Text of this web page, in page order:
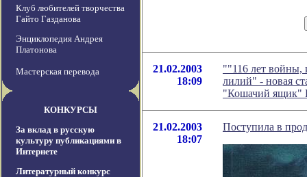
Клуб любителей творчества
Гайто Газданова
Энциклопедия Андрея
Платонова
Мастерская перевода
КОНКУРСЫ
За вклад в русскую
культуру публикациями в
Интернете
Литературный конкурс
21.02.2003
18:09
""116 лет войны,
лилий" - новая
"Кошачий ящик"
21.02.2003
18:07
Поступила в